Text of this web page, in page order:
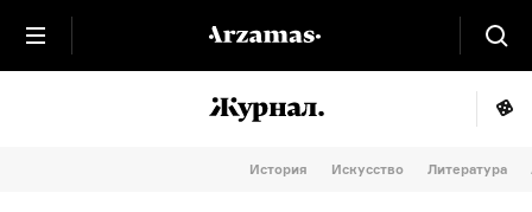
История Искусство Литература